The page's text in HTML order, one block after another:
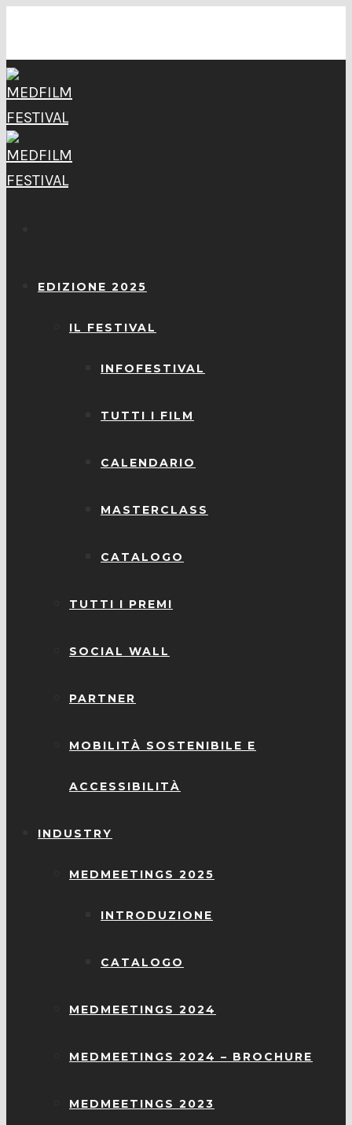
EDIZIONE 2025
IL FESTIVAL
INFOFESTIVAL
TUTTI I FILM
CALENDARIO
MASTERCLASS
CATALOGO
TUTTI I PREMI
SOCIAL WALL
PARTNER
MOBILITÀ SOSTENIBILE E
ACCESSIBILITÀ
INDUSTRY
MEDMEETINGS 2025
INTRODUZIONE
CATALOGO
MEDMEETINGS 2024
MEDMEETINGS 2024 – BROCHURE
MEDMEETINGS 2023